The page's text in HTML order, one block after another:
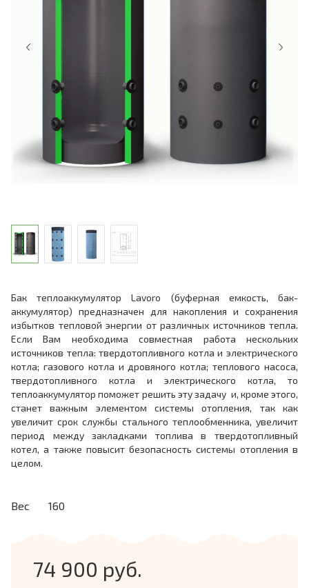
Бак теплоаккумулятор Lavoro (буферная емкость, бак-
аккумулятор) предназначен для накопления и сохранения
избытков тепловой энергии от различных источников тепла.
Если Вам необходима совместная работа нескольких
источников тепла: твердотопливного котла и электрического
котла; газового котла и дровяного котла; теплового насоса,
твердотопливного котла и электрического котла, то
теплоаккумулятор поможет решить эту задачу и, кроме этого,
станет важным элементом системы отопления, так как
увеличит срок службы стального теплообменника, увеличит
период между закладками топлива в твердотопливный
котел, а также повысит безопасность системы отопления в
целом.
Вес 160
74 900 руб.